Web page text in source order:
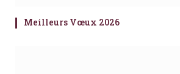
Meilleurs Vœux 2026